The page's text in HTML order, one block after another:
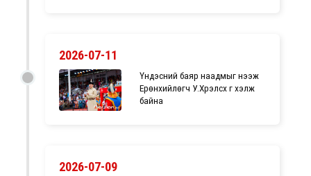
2026-07-11
Үндэсний баяр наадмыг нээж
Ерөнхийлөгч У.Хүрэлсүх үг хэлж
байна
2026-07-09